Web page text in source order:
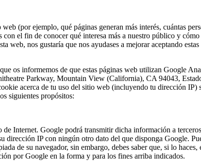
(por ejemplo, qué páginas generan más interés, cuántas
el fin de conocer qué interesa más a nuestro público y
web, nos gustaría que nos ayudases a mejorar aceptando
os informemos de que estas páginas web utilizan Google
Parkway, Mountain View (California), CA 94043,
acerca de tu uso del sitio web (incluyendo tu dirección
siguientes propósitos:
Internet. Google podrá transmitir dicha información a
dirección IP con ningún otro dato del que disponga Google.
de su navegador, sin embargo, debes saber que, si lo
por Google en la forma y para los fines arriba indicados.